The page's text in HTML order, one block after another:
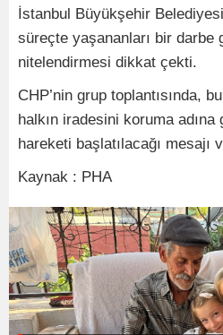
İstanbul Büyükşehir
süreçte yaşananları bir darbe
nitelendirmesi dikkat çekti.
CHP’nin grup toplantısında,
halkın iradesini koruma
hareketi başlatılacağı mesajı
Kaynak : PHA